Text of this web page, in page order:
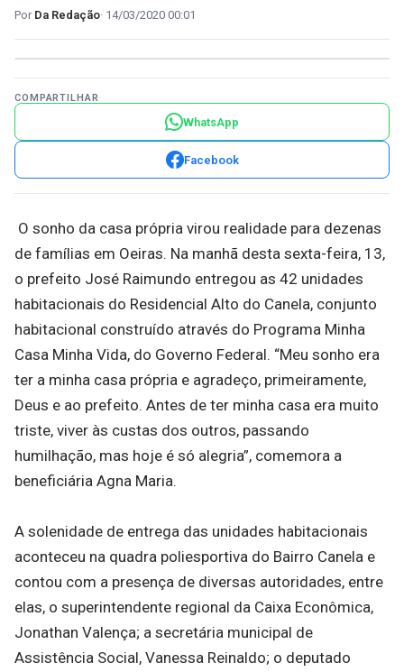
Da Redação 14/03/2020 00:01
COMPARTILHAR
WhatsApp
Facebook
O sonho da casa própria virou realidade para dezenas
de famílias em Oeiras. Na manhã desta sexta-feira, 13,
o prefeito José Raimundo entregou as 42 unidades
habitacionais do Residencial Alto do Canela, conjunto
habitacional construído através do Programa Minha
Casa Minha Vida, do Governo Federal. “Meu sonho era
ter a minha casa própria e agradeço, primeiramente,
Deus e ao prefeito. Antes de ter minha casa era muito
triste, viver às custas dos outros, passando
humilhação, mas hoje é só alegria”, comemora a
beneficiária Agna Maria.
A solenidade de entrega das unidades habitacionais
aconteceu na quadra poliesportiva do Bairro Canela e
contou com a presença de diversas autoridades, entre
elas, o superintendente regional da Caixa Econômica,
Jonathan Valença; a secretária municipal de
Assistência Social, Vanessa Reinaldo; o deputado